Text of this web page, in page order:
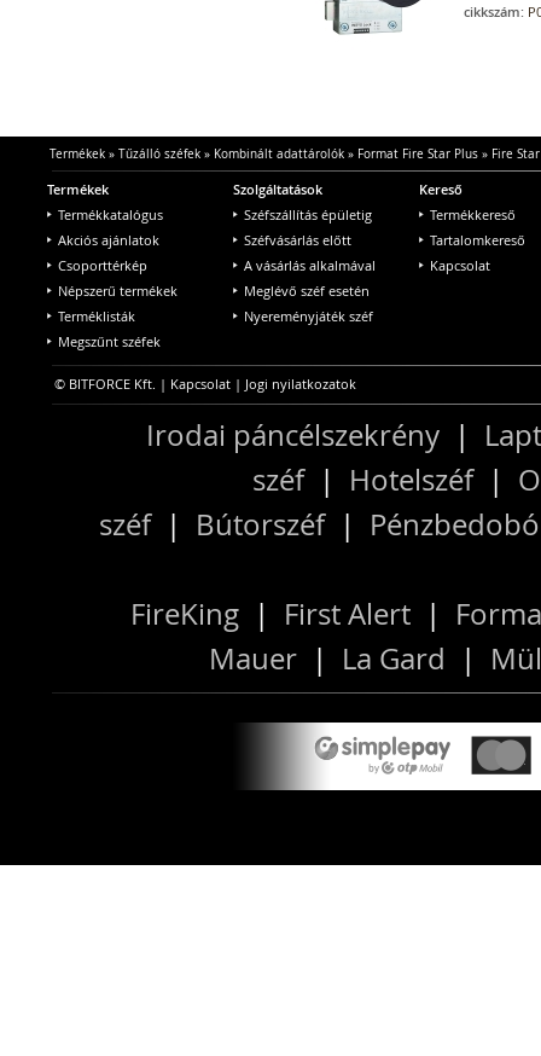
cikkszám:
Termékek» Tűzálló széfek» Kombinált adattárolók» Format Fire Star Plus» Fire
Termékek
Termékkatalógus
Akciós ajánlatok
Csoporttérkép
Népszerű termékek
Terméklisták
Megszűnt széfek
Szolgáltatások
Széfszállítás épületig
Széfvásárlás előtt
A vásárlás alkalmával
Meglévő széf esetén
Nyereményjáték széf
Kereső
Termékkereső
Tartalomkereső
Kapcsolat
© BITFORCE Kft. | Kapcsolat | Jogi nyilatkozatok
Irodai páncélszekrény |
széf| Hotelszéf|
széf| Bútorszéf|
FireKing | First Alert |
Mauer | La Gard |